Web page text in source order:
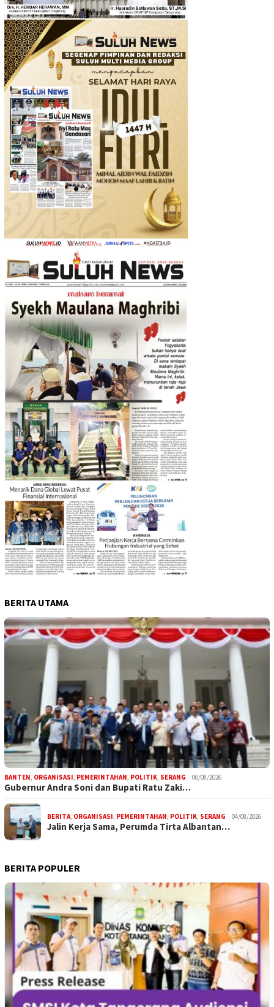
BERITA UTAMA
BANTEN, ORGANISASI, PEMERINTAHAN, POLITIK, SERANG 06/08/2026
Gubernur Andra Soni dan Bupati Ratu Zaki…
BERITA, ORGANISASI, PEMERINTAHAN, POLITIK, SERANG 04/08/2026
Jalin Kerja Sama, Perumda Tirta Albantan…
BERITA POPULER